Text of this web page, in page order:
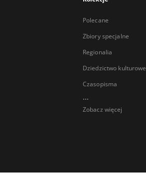
Polecane
Zbiory specjalne
Regionalia
Dziedzictwo kulturowe
Czasopisma
...
Zobacz więcej